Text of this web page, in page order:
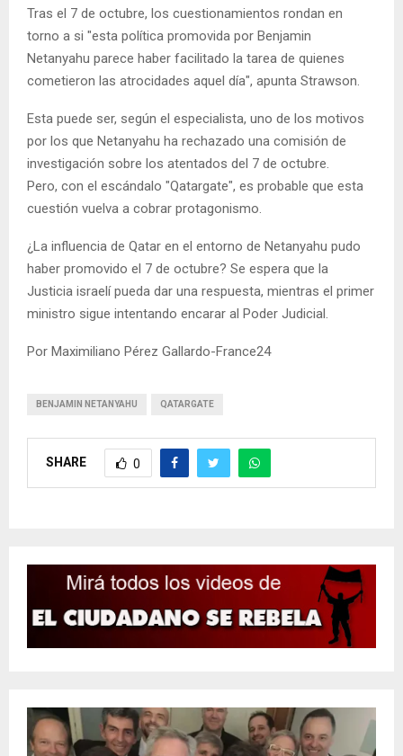
Tras el 7 de octubre, los cuestionamientos rondan en
torno a si "esta política promovida por Benjamin
Netanyahu parece haber facilitado la tarea de quienes
cometieron las atrocidades aquel día", apunta Strawson.
Esta puede ser, según el especialista, uno de los motivos
por los que Netanyahu ha rechazado una comisión de
investigación sobre los atentados del 7 de octubre.
Pero, con el escándalo "Qatargate", es probable que esta
cuestión vuelva a cobrar protagonismo.
¿La influencia de Qatar en el entorno de Netanyahu pudo
haber promovido el 7 de octubre? Se espera que la
Justicia israelí pueda dar una respuesta, mientras el primer
ministro sigue intentando encarar al Poder Judicial.
Por Maximiliano Pérez Gallardo-France24
BENJAMIN NETANYAHU QATARGATE
SHARE 0